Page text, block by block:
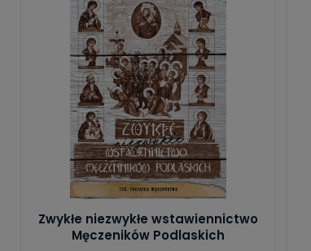
Zwykłe niezwykłe wstawiennictwo
Męczeników Podlaskich